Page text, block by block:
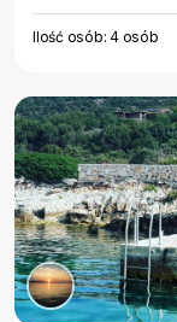
Ilość osób: 4 osób